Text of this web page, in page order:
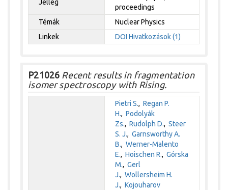
Jelleg
proceedings
Témák
Nuclear Physics
Linkek
DOI Hivatkozások (1)
P21026 Recent results in fragmentation
isomer spectroscopy with Rising.
Pietri S.,Regan P.
H.,Podolyák
Zs.,Rudolph D.,Steer
S. J.,Garnsworthy A.
B.,Werner-Malento
E.,Hoischen R.,Górska
M.,Gerl
J.,Wollersheim H.
J.,Kojouharov